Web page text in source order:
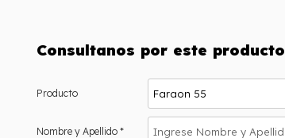
Consultanos por este producto
Producto
Nombre y Apellido *